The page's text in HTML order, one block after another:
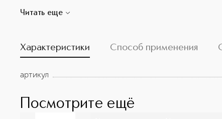
обновлению клеток для борьбы с первыми
Читать еще
Характеристики Способ применения
артикул
Посмотрите ещё